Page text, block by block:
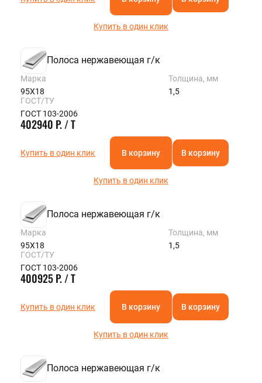
Купить в один клик
Полоса нержавеющая г/к
Марка
95Х18
Толщина, мм
1,5
ГОСТ/ТУ
ГОСТ 103-2006
402940 Р. / Т
Купить в один клик В корзину В корзину
Купить в один клик
Полоса нержавеющая г/к
Марка
95Х18
Толщина, мм
1,5
ГОСТ/ТУ
ГОСТ 103-2006
400925 Р. / Т
Купить в один клик В корзину В корзину
Купить в один клик
Полоса нержавеющая г/к